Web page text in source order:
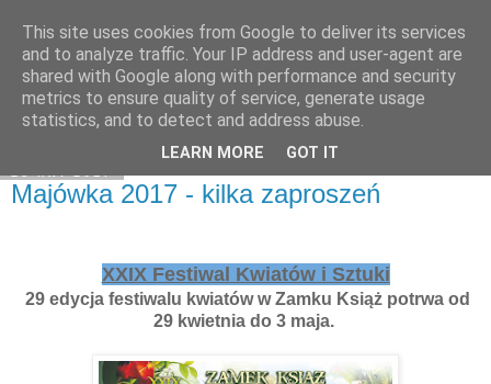
Moje miejsce
Majówka 2017 - kilka zaproszeń
XXIX Festiwal Kwiatów i Sztuki
29 edycja festiwalu kwiatów w Zamku Książ potrwa od
29 kwietnia do 3 maja.
This site uses cookies from Google to deliver its services
and to analyze traffic. Your IP address and user-agent are
shared with Google along with performance and security
metrics to ensure quality of service, generate usage
statistics, and to detect and address abuse.
LEARN MORE GOT IT